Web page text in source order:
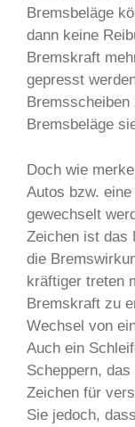
Bremsbeläge
dann keine
Bremskraft
gepresst
Bremsscheiben
Bremsbeläge
Doch wie
Autos bzw.
gewechselt
Zeichen ist das
die
kräftiger treten
Bremskraft zu
Wechsel von
Auch ein
Scheppern,
Zeichen für
Sie jedoch,